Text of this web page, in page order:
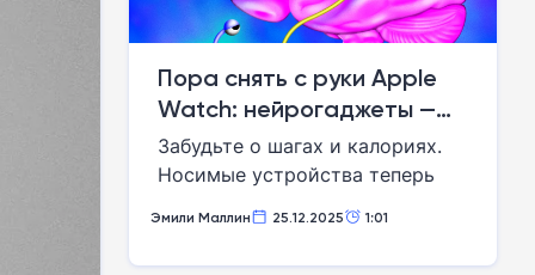
Пора снять с руки Apple
Watch: нейрогаджеты —
новый тренд, который
читает мысли и лечит
депрессию
Забудьте о шагах и калориях.
Носимые устройства теперь
залезают вам в голову, чтобы
улучшить сон, повысить
продуктивность и даже
Эмили Маллин 25.12.2025 1:01